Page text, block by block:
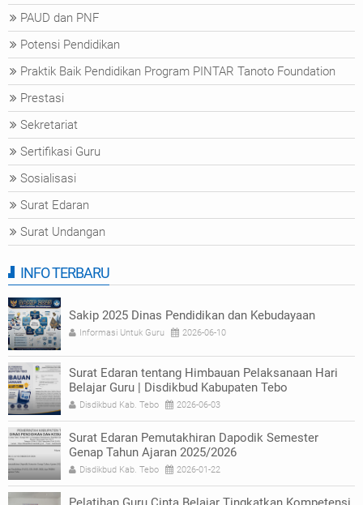
PAUD dan PNF
Potensi Pendidikan
Praktik Baik Pendidikan Program PINTAR Tanoto Foundation
Prestasi
Sekretariat
Sertifikasi Guru
Sosialisasi
Surat Edaran
Surat Undangan
INFO TERBARU
Sakip 2025 Dinas Pendidikan dan Kebudayaan
Informasi Untuk Guru 2026-06-10
Surat Edaran tentang Himbauan Pelaksanaan Hari
Belajar Guru | Disdikbud Kabupaten Tebo
Disdikbud Kab. Tebo 2026-06-03
Surat Edaran Pemutakhiran Dapodik Semester
Genap Tahun Ajaran 2025/2026
Disdikbud Kab. Tebo 2026-01-22